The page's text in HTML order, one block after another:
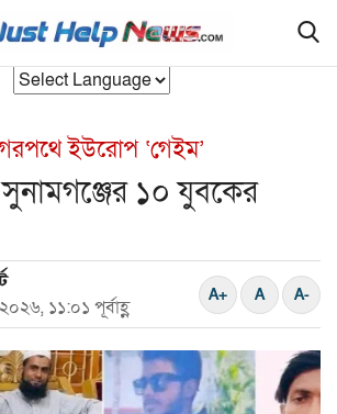
ইউরোপ ‌‌‌‘গেইম’
১০ যুবকের
১১:০১ পূর্বাহ্ণ